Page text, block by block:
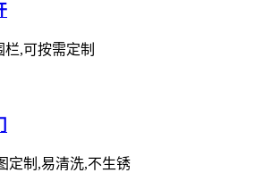
,可按需定制
定制,易清洗,不生锈